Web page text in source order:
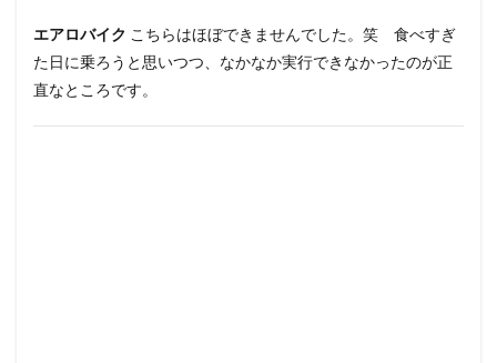
エアロバイク こちらはほぼできませんでした。笑 食べすぎ
た日に乗ろうと思いつつ、なかなか実行できなかったのが正
直なところです。